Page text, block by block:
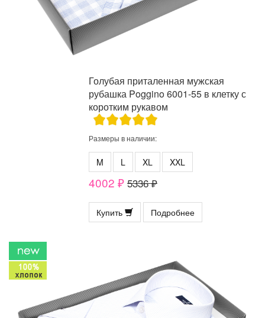
Голубая приталенная мужская
рубашка Poggino 6001-55 в клетку с
коротким рукавом
Размеры в наличии:
M L XL XXL
4002 ₽ 5336 ₽
Купить Подробнее